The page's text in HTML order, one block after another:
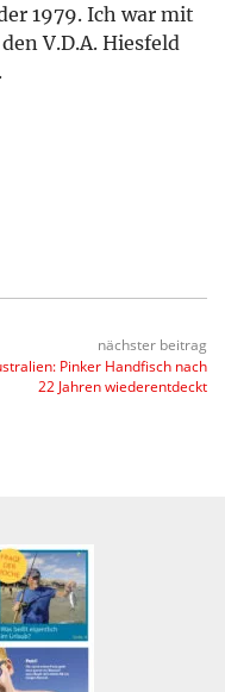
1979. Ich war mit
V.D.A. Hiesfeld
nächster beitrag
Pinker Handfisch nach
22 Jahren wiederentdeckt